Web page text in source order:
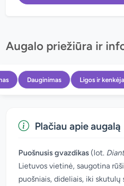
Augalo priežiūra ir
Dauginimas Ligos ir
Plačiau apie augalą
Puošnusis gvazdikas (lot.
Lietuvos vietinė, saugotina
puošniais, dideliais, iki skutulų